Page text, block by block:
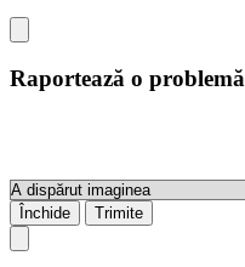
Raportează o problemă
Închide Trimite